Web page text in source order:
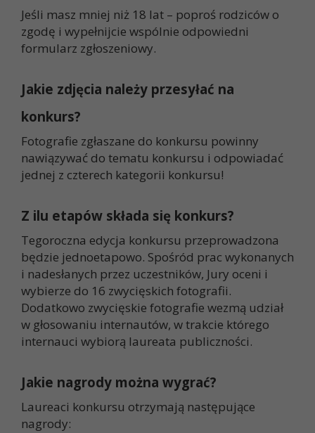
Jeśli masz mniej niż 18 lat – poproś rodziców o
zgodę i wypełnijcie wspólnie odpowiedni
formularz zgłoszeniowy.
Jakie zdjęcia należy przesyłać na
konkurs?
Fotografie zgłaszane do konkursu powinny
nawiązywać do tematu konkursu i odpowiadać
jednej z czterech kategorii konkursu!
Z ilu etapów składa się konkurs?
Tegoroczna edycja konkursu przeprowadzona
będzie jednoetapowo. Spośród prac wykonanych
i nadesłanych przez uczestników, Jury oceni i
wybierze do 16 zwycięskich fotografii.
Dodatkowo zwycięskie fotografie wezmą udział
w głosowaniu internautów, w trakcie którego
internauci wybiorą laureata publiczności.
Jakie nagrody można wygrać?
Laureaci konkursu otrzymają następujące
nagrody: